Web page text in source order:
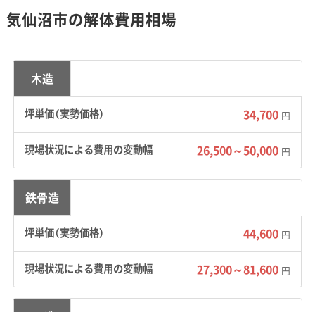
斜地崩壊危険区域」に指定されている場所も多
いよう、斜面の安定性に配慮した慎重な計画が
求められます。
道路事情：市道全体の約24%が幅員4m未満の狭
い道路です。特に、昔ながらの街並みが残る古町
周辺や唐桑・大島の漁村集落では、4t以上の大型
車両が入れない現場が多くあります。
費用への影響：大型車両が使えない現場では、軽
トラックで廃棄物を何度も往復して運び出す
「小運搬」や、重機が入れずに手作業で壊す「手壊
し」が発生します。その結果、標準的な工事と比
べて工期が長引き、人件費が1.5倍から2倍に膨
気仙沼市の解体費用相場
木造
34,700 円
26,500～50,000 円
鉄骨造
44,600 円
27,300～81,600 円